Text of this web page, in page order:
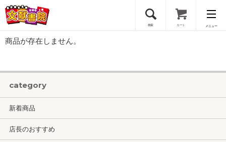
検索 カート メニュー
会員登録
ログイン
商品が存在しません。
category
新着商品
店長のおすすめ